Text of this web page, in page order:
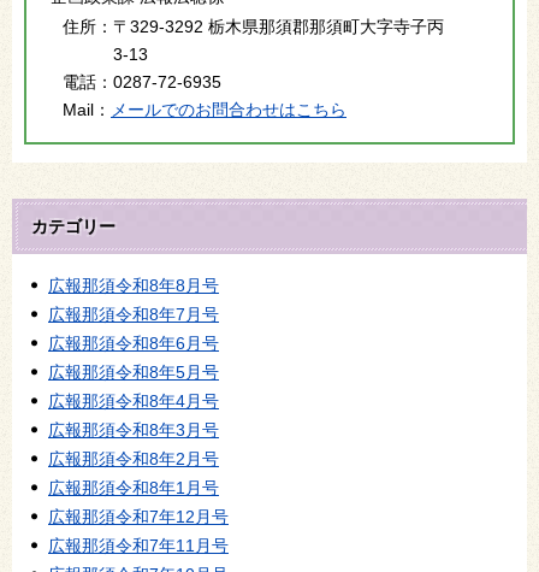
住所： 〒329-3292 栃木県那須郡那須町大字寺子丙
3-13
電話： 0287-72-6935
Mail：
メールでのお問合わせはこちら
カテゴリー
広報那須令和8年8月号
広報那須令和8年7月号
広報那須令和8年6月号
広報那須令和8年5月号
広報那須令和8年4月号
広報那須令和8年3月号
広報那須令和8年2月号
広報那須令和8年1月号
広報那須令和7年12月号
広報那須令和7年11月号